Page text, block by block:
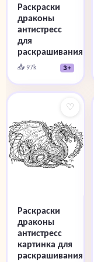
Раскраски
драконы
антистресс
для
раскрашивания
📥 97k 3+
♡
Раскраски
драконы
антистресс
картинка для
раскрашивания